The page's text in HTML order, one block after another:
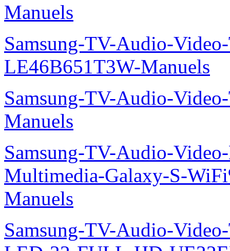
Manuels
Samsung-TV-Audio-
LE46B651T3W-Manuels
Samsung-TV-Audio-
Manuels
Samsung-TV-Audio-
Multimedia-Galaxy-S-
Manuels
Samsung-TV-Audio-